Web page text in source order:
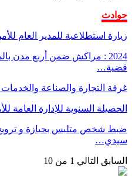
حوادث
زيارة استطلاعية للمدير العام
قضية…
غرفة التجارة والصناعة
الحصيلة السنوية للإدارة العامة
ضبط شخص متلبس بحيازة و
سيدي…
السابق التالي 1 من 10